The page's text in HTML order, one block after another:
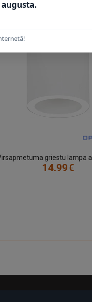
spriegumu un ievērojiet
agresīvus tīrīšanas
14.99€